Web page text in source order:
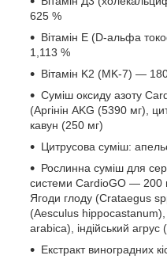
625 %
Вітамін E (D-альфа
1,113 %
Вітамін K2 (MK-7) —
Суміш оксиду азоту
(Аргінін AKG (5390 мг),
кавун (250 мг)
Цитрусова суміш:
Рослинна суміш для
системи CardioGO — 200
Ягоди глоду (Crataegus
(Aesculus hippocastanum),
arabica), індійський
Екстракт виноградних